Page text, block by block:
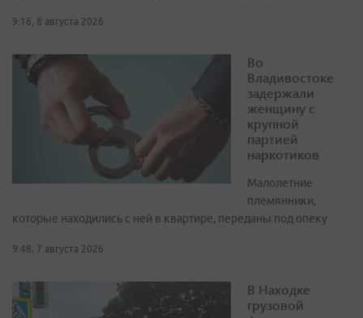
9:16, 8 августа 2026
Во
Владивостоке
задержали
женщину с
крупной
партией
наркотиков
Малолетние
племянники,
которые находились с ней в квартире, переданы под опеку
9:48, 7 августа 2026
В Находке
грузовой